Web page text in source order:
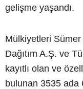
gelişme yaşandı.
Mülkiyetleri
Dağıtım A.Ş. ve
kayıtlı olan ve
bulunan 3535 ada